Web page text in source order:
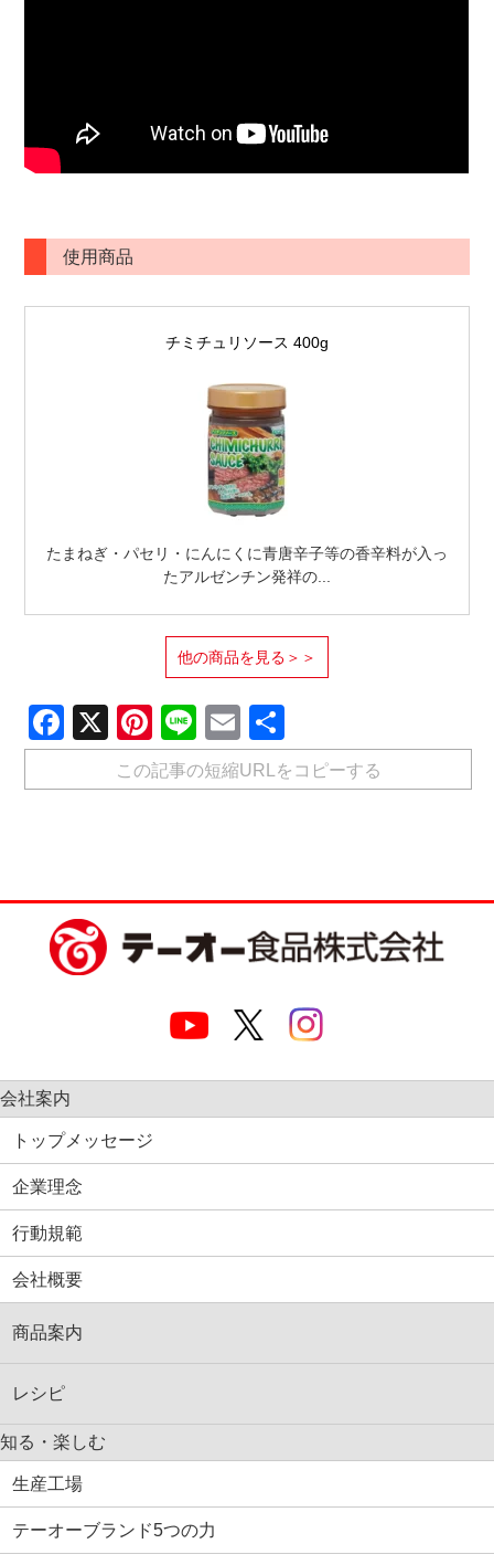
使用商品
チミチュリソース 400g
たまねぎ・パセリ・にんにくに青唐辛子等の香辛料が入っ
たアルゼンチン発祥の...
他の商品を見る＞＞
Facebook
X Pinterest
LineEmail
有
この記事の短縮URLをコピーする
会社案内
トップメッセージ
企業理念
行動規範
会社概要
商品案内
レシピ
知る・楽しむ
生産工場
テーオーブランド5つの力